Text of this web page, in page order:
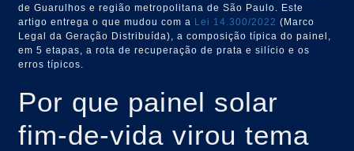
de Guarulhos e região metropolitana de São Paulo. Este
artigo entrega o que mudou com a Lei 14.300/2022 (Marco
Legal da Geração Distribuída), a composição típica do painel,
em 5 etapas, a rota de recuperação de prata e silício e os
erros típicos.
Por que painel solar
fim-de-vida virou tema